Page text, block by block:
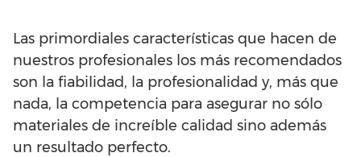
Las primordiales características que hacen de
nuestros profesionales los más recomendados
son la fiabilidad, la profesionalidad y, más que
nada, la competencia para asegurar no sólo
materiales de increíble calidad sino además
un resultado perfecto.